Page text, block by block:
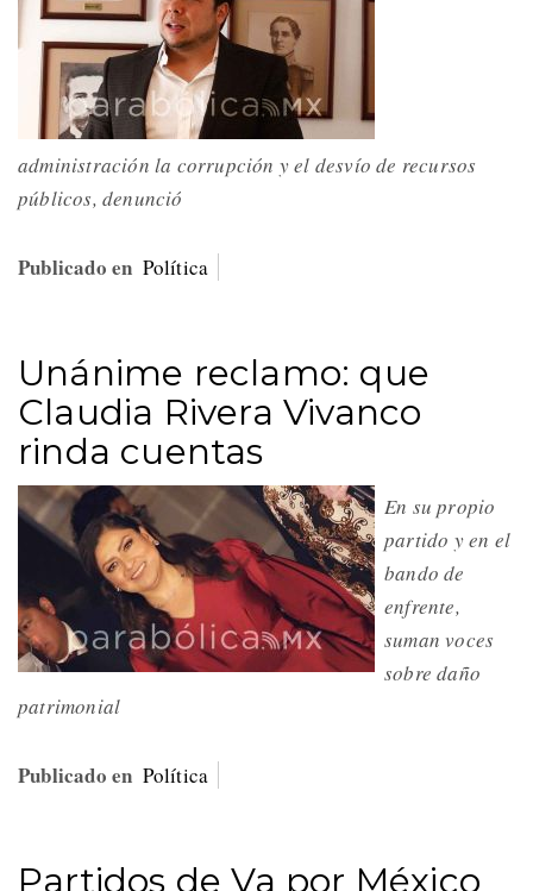
administración la corrupción y el desvío de recursos
públicos, denunció
Publicado en Política
Unánime reclamo: que
Claudia Rivera Vivanco
rinda cuentas
En su propio
partido y en el
bando de
enfrente,
suman voces
sobre daño
patrimonial
Publicado en Política
Partidos de Va por México